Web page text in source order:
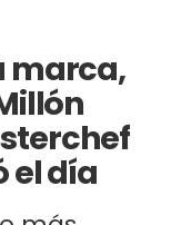
marca,
el día